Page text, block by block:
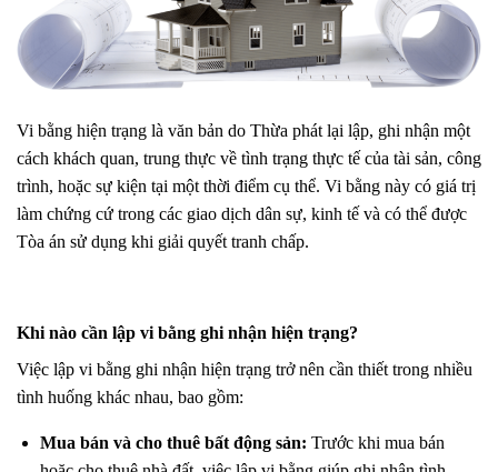
Vi bằng hiện trạng là văn bản do Thừa phát lại lập, ghi nhận một
cách khách quan, trung thực về tình trạng thực tế của tài sản, công
trình, hoặc sự kiện tại một thời điểm cụ thể. Vi bằng này có giá trị
làm chứng cứ trong các giao dịch dân sự, kinh tế và có thể được
Tòa án sử dụng khi giải quyết tranh chấp.
Khi nào cần lập vi bằng ghi nhận hiện trạng?
Việc lập vi bằng ghi nhận hiện trạng trở nên cần thiết trong nhiều
tình huống khác nhau, bao gồm:
Mua bán và cho thuê bất động sản: Trước khi mua bán